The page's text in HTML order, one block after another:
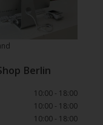
Berlin
10:00 - 18:00
10:00 - 18:00
10:00 - 18:00